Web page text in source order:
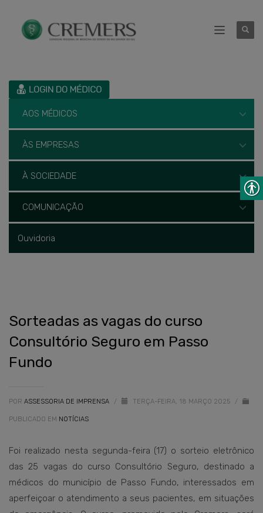
AOS MÉDICOS
ÀS EMPRESAS
À SOCIEDADE
COMUNICAÇÃO
Ouvidoria
Sorteadas as vagas do curso
Consultório Seguro em Passo
Fundo
POR ASSESSORIA DE IMPRENSA / TERÇA-FEIRA, 18 MARÇO 2025 /
PUBLICADO EM NOTÍCIAS
Foi realizado nesta segunda-feira (17) o sorteio eletrônico
das 25 vagas do curso Consultório Seguro, destinado a
médicos do município de Passo Fundo, interessados em
aperfeiçoar o atendimento a seus pacientes, em situações